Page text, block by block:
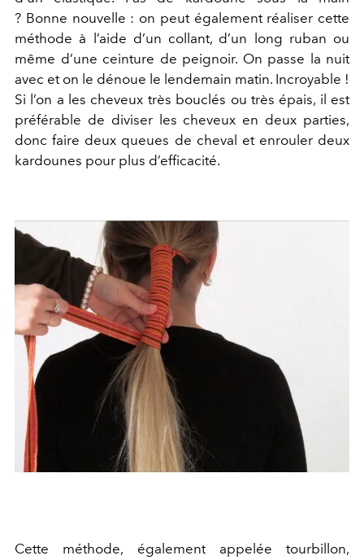
? Bonne nouvelle : on peut également réaliser cette
méthode à l’aide d’un collant, d’un long ruban ou
même d’une ceinture de peignoir. On passe la nuit
avec et on le dénoue le lendemain matin. Incroyable !
Si l’on a les cheveux très bouclés ou très épais, il est
préférable de diviser les cheveux en deux parties,
donc faire deux queues de cheval et enrouler deux
kardounes pour plus d’efficacité.
Cette méthode, également appelée tourbillon,